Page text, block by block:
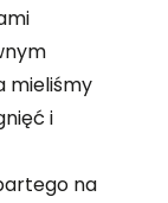
mieliśmy
i
na